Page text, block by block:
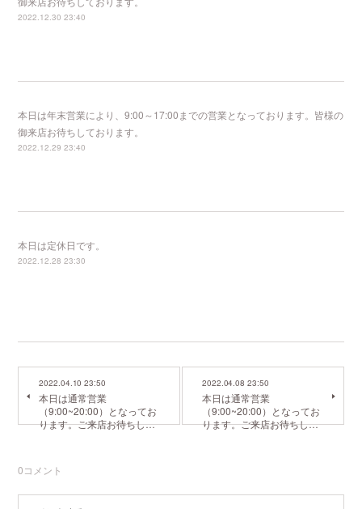
2022.12.30 23:40
本日は年末営業により、9:00～17:00までの営業となっております。皆様の
御来店お待ちしております。
2022.12.29 23:40
本日は定休日です。
2022.12.28 23:30
2022.04.10 23:50
本日は通常営業
（9:00~20:00）となってお
ります。ご来店お待ちし…
2022.04.08 23:50
本日は通常営業
（9:00~20:00）となってお
ります。ご来店お待ちし…
0コメント